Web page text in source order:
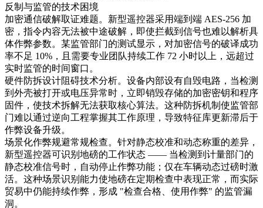
反制与监管的技术困境​
加密通信破解取证难题。新型遥控器采用端到端 AES-256 加
密，指令内容无法被中途破解，即使拦截到信号也难以解析具
体作弊参数。某监管部门的测试显示，对加密信号的破译成功
率不足 10%，且需要专业团队持续工作 72 小时以上，远超过
实时监管的时间窗口。​
硬件防拆设计阻碍技术分析。设备内部设有自毁电路，当检测
到外壳被打开或电压异常时，立即销毁存储的加密密钥和程序
固件，使技术拆解无法获取核心算法。这种防拆机制使监管部
门难以通过逆向工程掌握其工作原理，导致特征库更新滞后于
作弊设备升级。​
场景化作弊规避常规检查。针对静态校准和动态称重的差异，
新型遥控器可识别地磅的工作状态 —— 当检测到计量部门的
静态校准信号时，自动停止作弊功能；仅在车辆动态过磅时激
活。这种场景识别能力使地磅在定期检查中表现正常，而实际
贸易中仍能持续作弊，形成 "检查合格、使用作弊" 的监管漏
洞。​